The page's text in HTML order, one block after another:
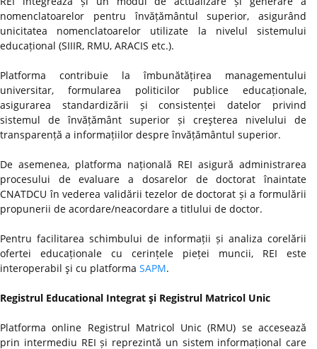
nomenclatoarelor pentru învățământul superior, asigurând
unicitatea nomenclatoarelor utilizate la nivelul sistemului
educațional (SIIIR, RMU, ARACIS etc.).
Platforma contribuie la îmbunătățirea managementului
universitar, formularea politicilor publice educaționale,
asigurarea standardizării și consistenței datelor privind
sistemul de învățământ superior și creşterea nivelului de
transparență a informațiilor despre învățământul superior.
De asemenea, platforma națională REI asigură administrarea
procesului de evaluare a dosarelor de doctorat înaintate
CNATDCU în vederea validării tezelor de doctorat și a formulării
propunerii de acordare/neacordare a titlului de doctor.
Pentru facilitarea schimbului de informații și analiza corelării
ofertei educaționale cu cerințele pieței muncii, REI este
interoperabil şi cu platforma SAPM.
Registrul Educational Integrat şi Registrul Matricol Unic
Platforma online Registrul Matricol Unic (RMU) se accesează
prin intermediu REI și reprezintă un sistem informațional care